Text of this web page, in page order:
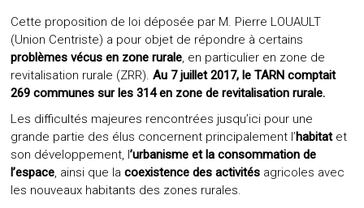
Cette proposition de loi déposée par M. Pierre LOUAULT
(Union Centriste) a pour objet de répondre à certains
problèmes vécus en zone rurale, en particulier en zone de
revitalisation rurale (ZRR). Au 7 juillet 2017, le TARN comptait
269 communes sur les 314 en zone de revitalisation rurale.
Les difficultés majeures rencontrées jusqu’ici pour une
grande partie des élus concernent principalement l’habitatet
son développement, l’urbanisme et la consommation de
l’espace, ainsi que lacoexistence des activités agricoles avec
les nouveaux habitants des zones rurales.